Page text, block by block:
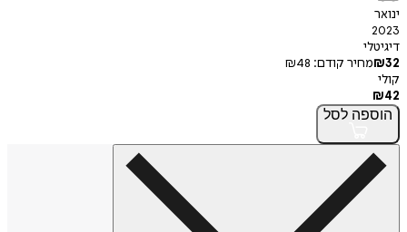
ינואר
2023
דיגיטלי
₪32 מחיר קודם: ₪48
קולי
₪42
הוספה לסל